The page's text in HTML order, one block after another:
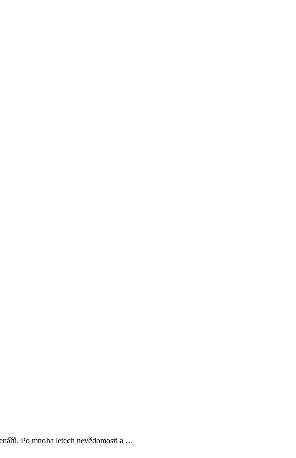
Po mnoha letech nevědomosti a …